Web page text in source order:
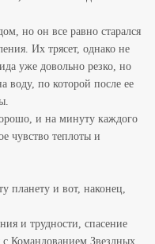
но он все равно старался
Их трясет, однако не
уже довольно резко, но
воду, по которой после ее
и на минуту каждого
чувство теплоты и
планету и вот, наконец,
и трудности, спасение
Командованием Звездных